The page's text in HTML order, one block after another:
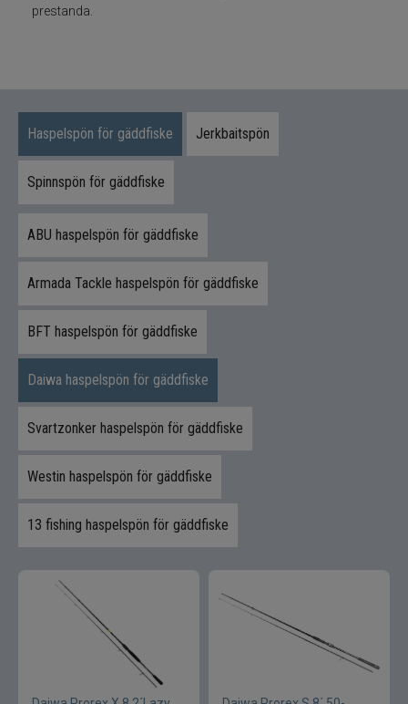
Fiskelinor
Tillbehör
Flugbindning
Flugfiske
Specimenfiske
Varumärken
prestanda.
Haspelspön för gäddfiske Jerkbaitspön
Spinnspön för gäddfiske
ABU haspelspön för gäddfiske
Armada Tackle haspelspön för gäddfiske
BFT haspelspön för gäddfiske
Daiwa haspelspön för gäddfiske
Svartzonker haspelspön för gäddfiske
Westin haspelspön för gäddfiske
13 fishing haspelspön för gäddfiske